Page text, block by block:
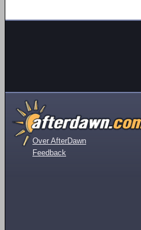
Over AfterDawn
Feedback